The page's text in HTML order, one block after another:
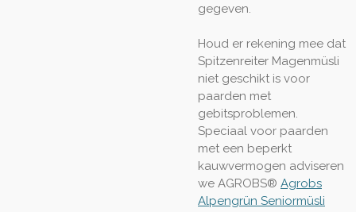
gegeven.
Houd er rekening mee dat
Spitzenreiter Magenmüsli
niet geschikt is voor
paarden met
gebitsproblemen.
Speciaal voor paarden
met een beperkt
kauwvermogen adviseren
we AGROBS® Agrobs
Alpengrün Seniormüsli